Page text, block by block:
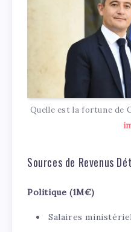
Quelle est la fortune de
Sources de Revenus
Politique (1M€)
Salaires